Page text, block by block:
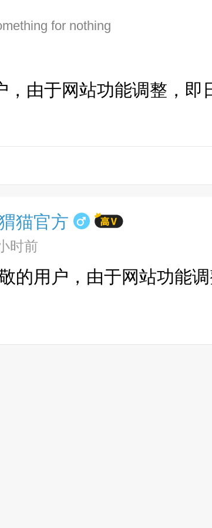
for nothing
，由于网站功能调整，即
猫官方
时前
的用户，由于网站功能